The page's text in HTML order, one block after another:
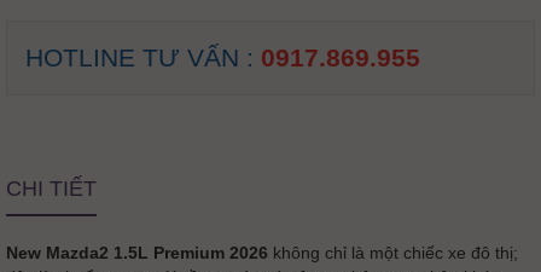
HOTLINE TƯ VẤN : 0917.869.955
CHI TIẾT
New Mazda2 1.5L Premium 2026 không chỉ là một chiếc xe đô thị;